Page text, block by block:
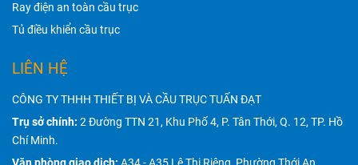
Ray điện an toàn cầu trục
Tủ điều khiển cầu trục
LIÊN HỆ
CÔNG TY THHH THIẾT BỊ VÀ CẦU TRỤC TUẤN ĐẠT
Trụ sở chính: 2 Đường TTN 21, Khu Phố 4, P. Tân Thới, Q. 12, TP. Hồ
Chí Minh.